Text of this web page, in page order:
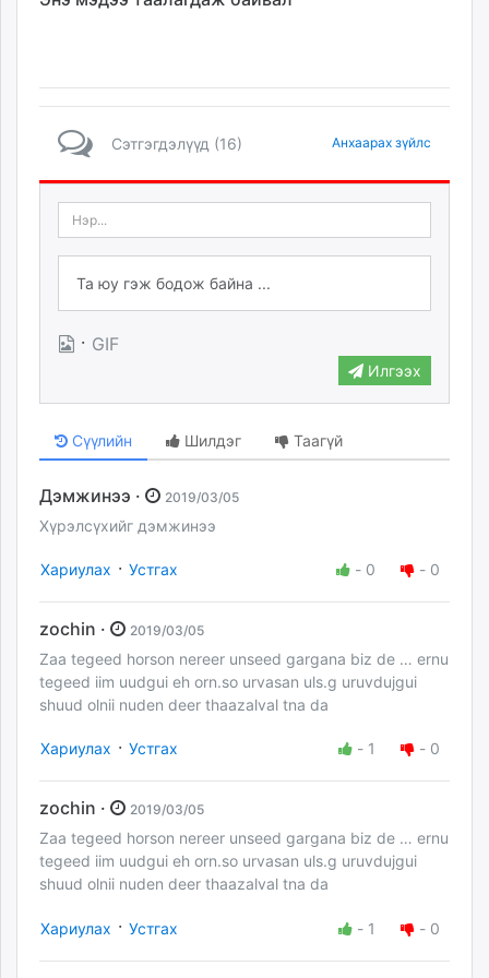
Сэтгэгдэлүүд (16) Анхаарах зүйлс
· GIF
Илгээх
Сүүлийн Шилдэг Таагүй
Дэмжинээ · 2019/03/05
Хүрэлсүхийг дэмжинээ
Хариулах · Устгах - 0 - 0
zochin · 2019/03/05
Zaa tegeed horson nereer unseed gargana biz de … ernu
tegeed iim uudgui eh orn.so urvasan uls.g uruvdujgui
shuud olnii nuden deer thaazalval tna da
Хариулах · Устгах - 1 - 0
zochin · 2019/03/05
Zaa tegeed horson nereer unseed gargana biz de … ernu
tegeed iim uudgui eh orn.so urvasan uls.g uruvdujgui
shuud olnii nuden deer thaazalval tna da
Хариулах · Устгах - 1 - 0